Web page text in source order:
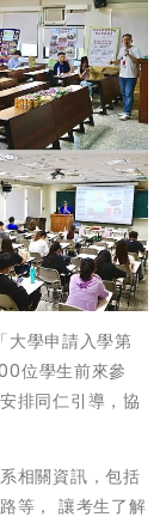
大學申請入學第
位學生前來參
排同仁引導，協
相關資訊，包括
等， 讓考生了解